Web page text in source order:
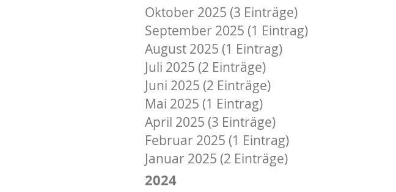
Oktober 2025 (3 Einträge)
September 2025 (1 Eintrag)
August 2025 (1 Eintrag)
Juli 2025 (2 Einträge)
Juni 2025 (2 Einträge)
Mai 2025 (1 Eintrag)
April 2025 (3 Einträge)
Februar 2025 (1 Eintrag)
Januar 2025 (2 Einträge)
2024